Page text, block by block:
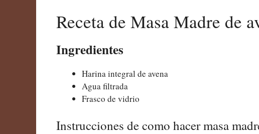
Receta de Masa Madre de
Ingredientes
Harina integral de avena
Agua filtrada
Frasco de vidrio
Instrucciones de como hacer masa